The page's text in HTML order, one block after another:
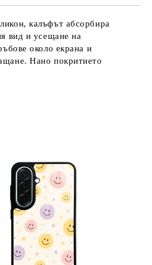
калъфът абсорбира
вид и усещане на
около екрана и
Нано покритието